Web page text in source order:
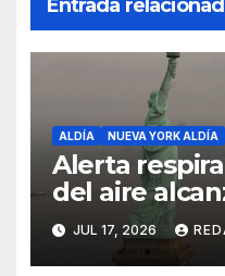
Entrada
ALDÍA NUEVA YORK ALDÍA
Alerta
del aire
peligrosos en
JUL 17, 2026